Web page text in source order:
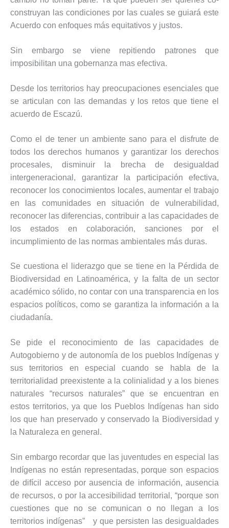
construyan las condiciones por las cuales se guiará este
Acuerdo con enfoques más equitativos y justos.
Sin embargo se viene repitiendo patrones que
imposibilitan una gobernanza mas efectiva.
Desde los territorios hay preocupaciones esenciales que
se articulan con las demandas y los retos que tiene el
acuerdo de Escazú.
Como el de tener un ambiente sano para el disfrute de
todos los derechos humanos y garantizar los derechos
procesales, disminuir la brecha de desigualdad
intergeneracional, garantizar la participación efectiva,
reconocer los conocimientos locales, aumentar el trabajo
en las comunidades en situación de vulnerabilidad,
reconocer las diferencias, contribuir a las capacidades de
los estados en colaboración, sanciones por el
incumplimiento de las normas ambientales más duras.
Se cuestiona el liderazgo que se tiene en la Pérdida de
Biodiversidad en Latinoamérica, y la falta de un sector
académico sólido, no contar con una transparencia en los
espacios políticos, como se garantiza la información a la
ciudadanía.
Se pide el reconocimiento de las capacidades de
Autogobierno y de autonomía de los pueblos Indígenas y
sus territorios en especial cuando se habla de la
territorialidad preexistente a la colinialidad y a los bienes
naturales “recursos naturales” que se encuentran en
estos territorios, ya que los Pueblos Indígenas han sido
los que han preservado y conservado la Biodiversidad y
la Naturaleza en general.
Sin embargo recordar que las juventudes en especial las
Indígenas no están representadas, porque son espacios
de difícil acceso por ausencia de información, ausencia
de recursos, o por la accesibilidad territorial, “porque son
cuestiones que no se comunican o no llegan a los
territorios indígenas” y que persisten las desigualdades